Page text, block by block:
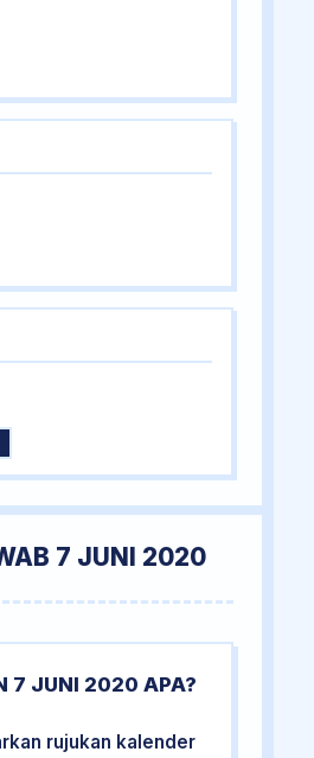
7 JUNI 2020
7 JUNI 2020 APA?
rujukan kalender